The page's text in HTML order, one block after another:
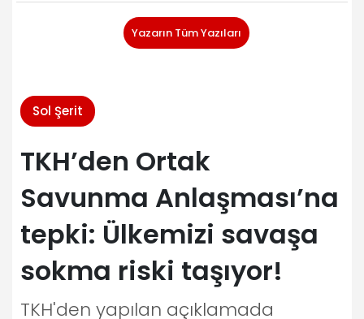
Yazarın Tüm Yazıları
Sol Şerit
TKH’den Ortak
Savunma Anlaşması’na
tepki: Ülkemizi savaşa
sokma riski taşıyor!
TKH'den yapılan açıklamada